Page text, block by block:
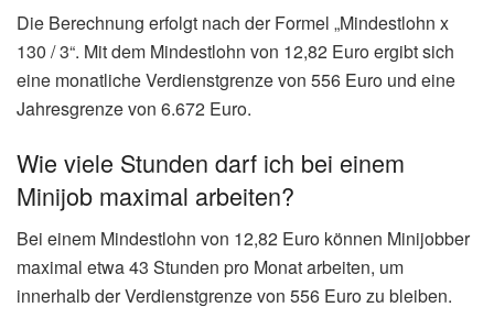
Die Berechnung erfolgt nach der Formel „Mindestlohn x
130 / 3“. Mit dem Mindestlohn von 12,82 Euro ergibt sich
eine monatliche Verdienstgrenze von 556 Euro und eine
Jahresgrenze von 6.672 Euro.
Wie viele Stunden darf ich bei einem
Minijob maximal arbeiten?
Bei einem Mindestlohn von 12,82 Euro können Minijobber
maximal etwa 43 Stunden pro Monat arbeiten, um
innerhalb der Verdienstgrenze von 556 Euro zu bleiben.